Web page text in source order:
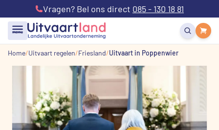
Vragen? Bel ons direct 085 - 130 18 81
menu
Home Uitvaart regelen Friesland Uitvaart in Poppenwier